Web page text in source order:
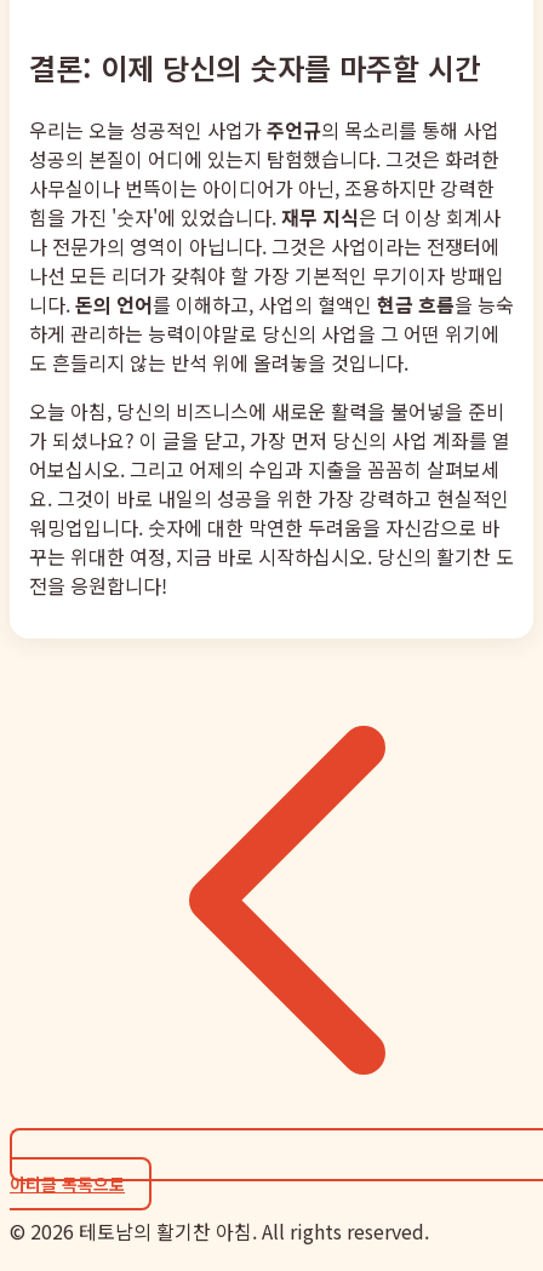
결론: 이제 당신의 숫자를 마주할 시간
우리는 오늘 성공적인 사업가주언규의 목소리를 통해 사업
성공의 본질이 어디에 있는지 탐험했습니다. 그것은 화려한
사무실이나 번뜩이는 아이디어가 아닌, 조용하지만 강력한
힘을 가진 '숫자'에 있었습니다.재무 지식은 더 이상 회계사
나 전문가의 영역이 아닙니다. 그것은 사업이라는 전쟁터에
나선 모든 리더가 갖춰야 할 가장 기본적인 무기이자 방패입
니다.돈의 언어를 이해하고, 사업의 혈액인 현금 흐름을 능숙
하게 관리하는 능력이야말로 당신의 사업을 그 어떤 위기에
도 흔들리지 않는 반석 위에 올려놓을 것입니다.
오늘 아침, 당신의 비즈니스에 새로운 활력을 불어넣을 준비
가 되셨나요? 이 글을 닫고, 가장 먼저 당신의 사업 계좌를 열
어보십시오. 그리고 어제의 수입과 지출을 꼼꼼히 살펴보세
요. 그것이 바로 내일의 성공을 위한 가장 강력하고 현실적인
워밍업입니다. 숫자에 대한 막연한 두려움을 자신감으로 바
꾸는 위대한 여정, 지금 바로 시작하십시오. 당신의 활기찬 도
전을 응원합니다!
아티클 목록으로
© 2026 테토남의 활기찬 아침. All rights reserved.